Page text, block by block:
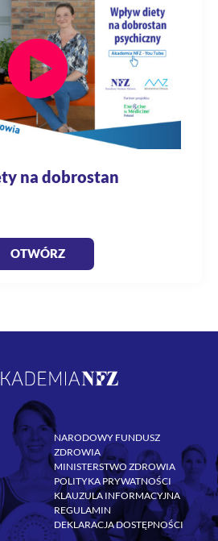
na dobrostan
OTWÓRZ
NARODOWY FUNDUSZ
ZDROWIA
MINISTERSTWO ZDROWIA
POLITYKA PRYWATNOŚCI
KLAUZULA INFORMACYJNA
REGULAMIN
DEKLARACJA DOSTĘPNOŚCI